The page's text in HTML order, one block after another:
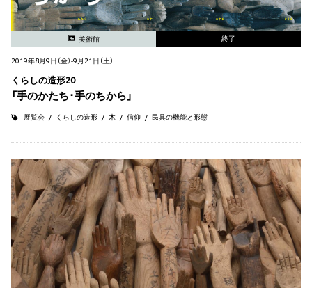
美術館 終了
2019年8月9日（金）-9月21日（土）
くらしの造形20
「手のかたち･手のちから」
展覧会 くらしの造形 木 信仰 民具の機能と形態